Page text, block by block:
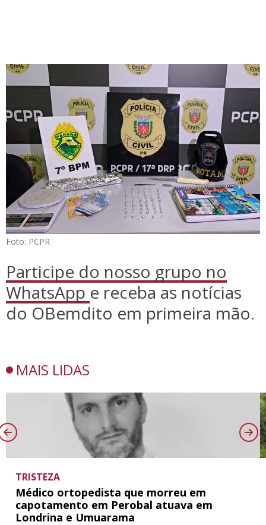
Foto: PCPR
Participe do nosso grupo no
WhatsApp e receba as notícias
do OBemdito em primeira mão.
MAIS LIDAS
TRISTEZA
Médico ortopedista que morreu em
capotamento em Perobal atuava em
Londrina e Umuarama